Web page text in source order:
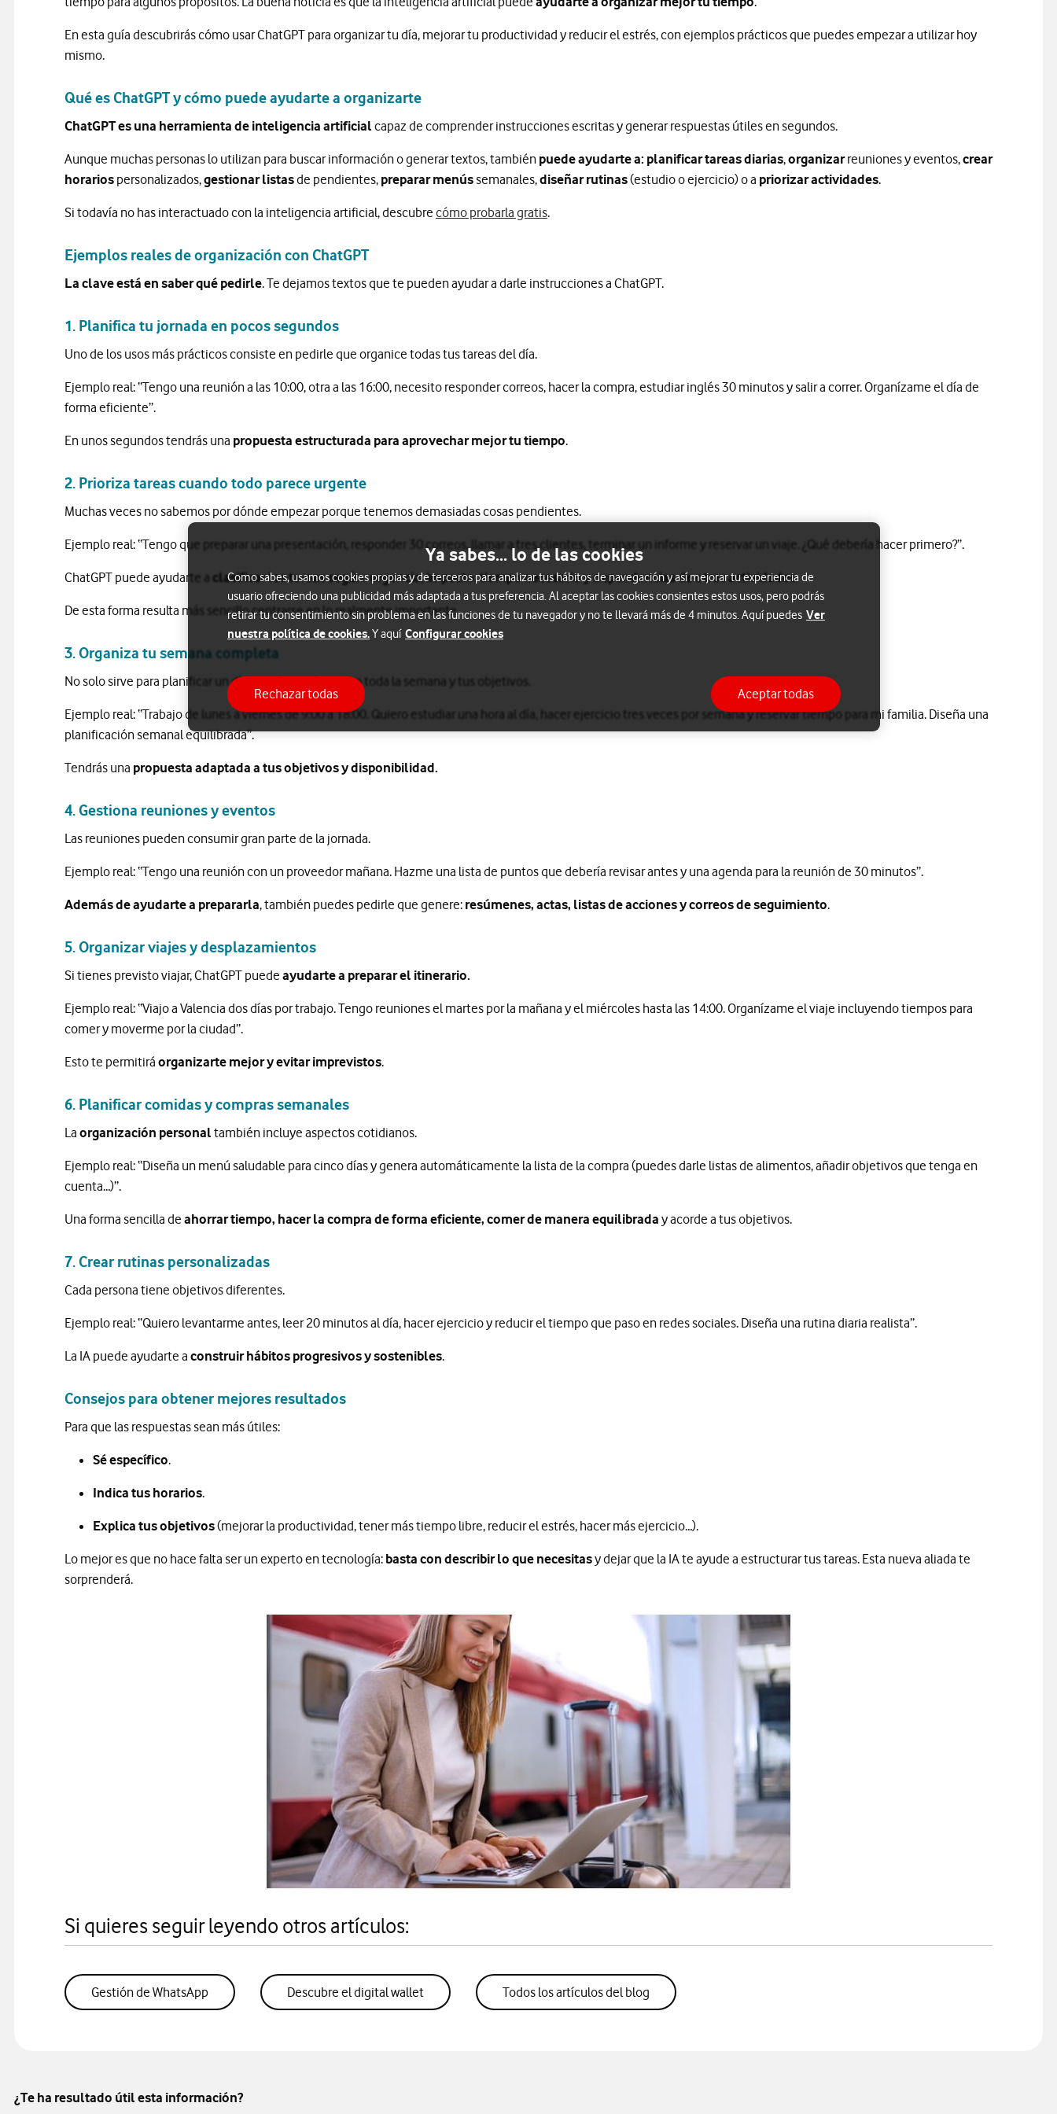
En esta guía descubrirás cómo usar ChatGPT para organizar tu día, mejorar tu productividad y reducir el estrés, con ejemplos prácticos que puedes empezar a utilizar hoy
mismo.
Qué es ChatGPT y cómo puede ayudarte a organizarte
ChatGPT es una herramienta de inteligencia artificial capaz de comprender instrucciones escritas y generar respuestas útiles en segundos.
Aunque muchas personas lo utilizan para buscar información o generar textos, también puede ayudarte a: planificar tareas diarias,organizarreuniones y eventos,crear
horarios personalizados,gestionar listasde pendientes, preparar menús semanales,diseñar rutinas(estudio o ejercicio) o a priorizar actividades.
Si todavía no has interactuado con la inteligencia artificial, descubre cómo probarla gratis.
Ejemplos reales de organización con ChatGPT
La clave está en saber qué pedirle. Te dejamos textos que te pueden ayudar a darle instrucciones a ChatGPT.
1. Planifica tu jornada en pocos segundos
Uno de los usos más prácticos consiste en pedirle que organice todas tus tareas del día.
Ejemplo real: “Tengo una reunión a las 10:00, otra a las 16:00, necesito responder correos, hacer la compra, estudiar inglés 30 minutos y salir a correr. Organízame el día de
forma eficiente”.
En unos segundos tendrás una propuesta estructurada para aprovechar mejor tu tiempo.
2. Prioriza tareas cuando todo parece urgente
Muchas veces no sabemos por dónde empezar porque tenemos demasiadas cosas pendientes.
Ejemplo real: “Tengo que preparar una presentación, responder 30 correos, llamar a tres clientes, terminar un informe y reservar un viaje. ¿Qué debería hacer primero?”.
ChatGPT puede ayudarte a clasificar las tareas según: urgencia, impacto, tiempo necesario y dependencias de otras actividades.
De esta forma resulta más sencillo centrarse en lo realmente importante.
3. Organiza tu semana completa
No solo sirve para planificar un día, puede ayudarte con toda la semana y tus objetivos.
Ejemplo real: “Trabajo de lunes a viernes de 9:00 a 18:00. Quiero estudiar una hora al día, hacer ejercicio tres veces por semana y reservar tiempo para mi familia. Diseña una
planificación semanal equilibrada”.
Tendrás una propuesta adaptada a tus objetivos y disponibilidad.
4. Gestiona reuniones y eventos
Las reuniones pueden consumir gran parte de la jornada.
Ejemplo real: “Tengo una reunión con un proveedor mañana. Hazme una lista de puntos que debería revisar antes y una agenda para la reunión de 30 minutos”.
Además de ayudarte a prepararla, también puedes pedirle que genere: resúmenes, actas, listas de acciones y correos de seguimiento.
5. Organizar viajes y desplazamientos
Si tienes previsto viajar, ChatGPT puede ayudarte a preparar el itinerario.
Ejemplo real: “Viajo a Valencia dos días por trabajo. Tengo reuniones el martes por la mañana y el miércoles hasta las 14:00. Organízame el viaje incluyendo tiempos para
comer y moverme por la ciudad”.
Esto te permitirá organizarte mejor y evitar imprevistos.
6. Planificar comidas y compras semanales
La organización personal también incluye aspectos cotidianos.
Ejemplo real: “Diseña un menú saludable para cinco días y genera automáticamente la lista de la compra (puedes darle listas de alimentos, añadir objetivos que tenga en
cuenta…)”.
Una forma sencilla de ahorrar tiempo, hacer la compra de forma eficiente, comer de manera equilibrada y acorde a tus objetivos.
7. Crear rutinas personalizadas
Cada persona tiene objetivos diferentes.
Ejemplo real: “Quiero levantarme antes, leer 20 minutos al día, hacer ejercicio y reducir el tiempo que paso en redes sociales. Diseña una rutina diaria realista”.
La IA puede ayudarte a construir hábitos progresivos y sostenibles.
Consejos para obtener mejores resultados
Para que las respuestas sean más útiles:
Sé específico.
Indica tus horarios.
Explica tus objetivos(mejorar la productividad, tener más tiempo libre, reducir el estrés, hacer más ejercicio…).
Lo mejor es que no hace falta ser un experto en tecnología: basta con describir lo que necesitasy dejar que la IA te ayude a estructurar tus tareas. Esta nueva aliada te
sorprenderá.
Si quieres seguir leyendo otros artículos:
Gestión de WhatsApp Descubre el digital wallet Todos los artículos del blog
¿Te ha resultado útil esta información?
Ya sabes... lo de las cookies
Como sabes, usamos cookies propias y de terceros para analizar tus hábitos de navegación y así mejorar tu experiencia de
usuario ofreciendo una publicidad más adaptada a tus preferencia. Al aceptar las cookies consientes estos usos, pero podrás
retirar tu consentimiento sin problema en las funciones de tu navegador y no te llevará más de 4 minutos. Aquí puedes Ver
nuestra política de cookies.Y aquí Configurar cookies
Rechazar todas Aceptar todas